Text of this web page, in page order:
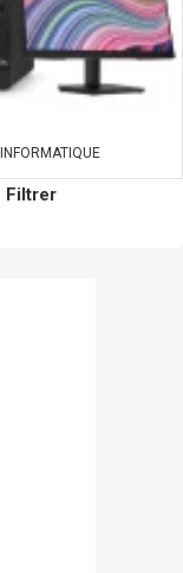
INFORMATIQUE
Filtrer